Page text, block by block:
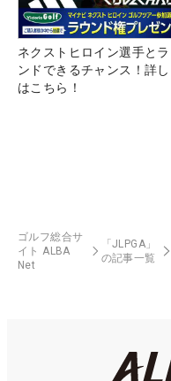
ネクストヒロイン選手とラ
ンドできるチャンス！詳し
はこちら！
ゴルフ総合サ
イト ALBA
Net
「JLPGA」
の記事一覧